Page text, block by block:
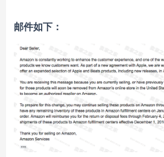
邮件如下：